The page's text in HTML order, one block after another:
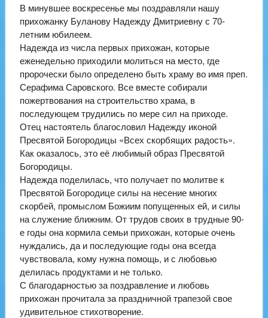
В минувшее воскресенье мы поздравляли нашу
прихожанку Буланову Надежду Дмитриевну с 70-
летним юбилеем.
Надежда из числа первых прихожан, которые
еженедельно приходили молиться на место, где
пророчески было определено быть храму во имя преп.
Серафима Саровского. Все вместе собирали
пожертвования на строительство храма, в
последующем трудились по мере сил на приходе.
Отец настоятель благословил Надежду иконой
Пресвятой Богородицы «Всех скорбящих радость».
Как оказалось, это её любимый образ Пресвятой
Богородицы.
Надежда поделилась, что получает по молитве к
Пресвятой Богородице силы на несение многих
скорбей, промыслом Божиим попущенных ей, и силы
на служение ближним. От трудов своих в трудные 90-
е годы она кормила семьи прихожан, которые очень
нуждались, да и последующие годы она всегда
чувствовала, кому нужна помощь, и с любовью
делилась продуктами и не только.
С благодарностью за поздравление и любовь
прихожан прочитала за праздничной трапезой свое
удивительное стихотворение.